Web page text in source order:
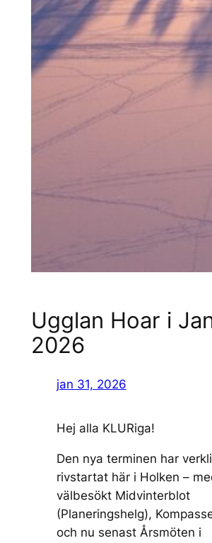
Ugglan Hoar i
2026
jan 31, 2026
Hej alla KLURiga!
Den nya terminen har
rivstartat här i Holken –
välbesökt Midvinterblot
(Planeringshelg),
och nu senast Årsmöten i